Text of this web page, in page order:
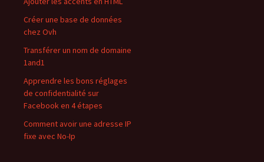
Créer une base de données
chez Ovh
Transférer un nom de domaine
1and1
Apprendre les bons réglages
de confidentialité sur
Facebook en 4 étapes
Comment avoir une adresse IP
fixe avec No-Ip